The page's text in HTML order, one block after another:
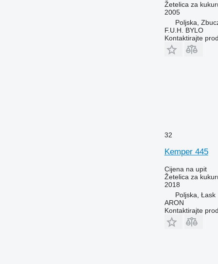
Žetelica za
2005
Poljska,
F.U.H. BYLO
Kontaktirajte
32
Kemper 445
Cijena na upit
Žetelica za
2018
Poljska, Łask
ARON
Kontaktirajte